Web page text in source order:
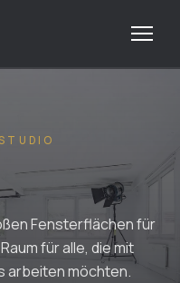
Fensterflächen für
für alle, die mit
arbeiten möchten.